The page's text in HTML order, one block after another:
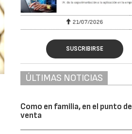
28/07/2026
SUSCRIBIRSE
ÚLTIMAS NOTICIAS
Como en familia, en el punto de
venta